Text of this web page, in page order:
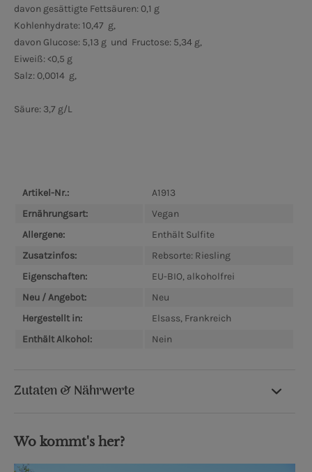
davon gesättigte Fettsäuren: 0,1 g
Kohlenhydrate: 10,47 g,
davon Glucose: 5,13 g und Fructose: 5,34 g,
Eiweiß: <0,5 g
Salz: 0,0014 g,
Säure: 3,7 g/L
Artikel-Nr.:
A1913
Ernährungsart:
Vegan
Allergene:
Enthält Sulfite
Zusatzinfos:
Rebsorte: Riesling
Eigenschaften:
EU-BIO, alkoholfrei
Neu / Angebot:
Neu
Hergestellt in:
Elsass, Frankreich
Enthält Alkohol:
Nein
Zutaten & Nährwerte
Wo kommt's her?